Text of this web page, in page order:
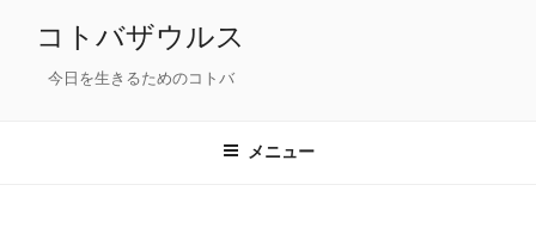
コトバザウルス
今日を生きるためのコトバ
メニュー